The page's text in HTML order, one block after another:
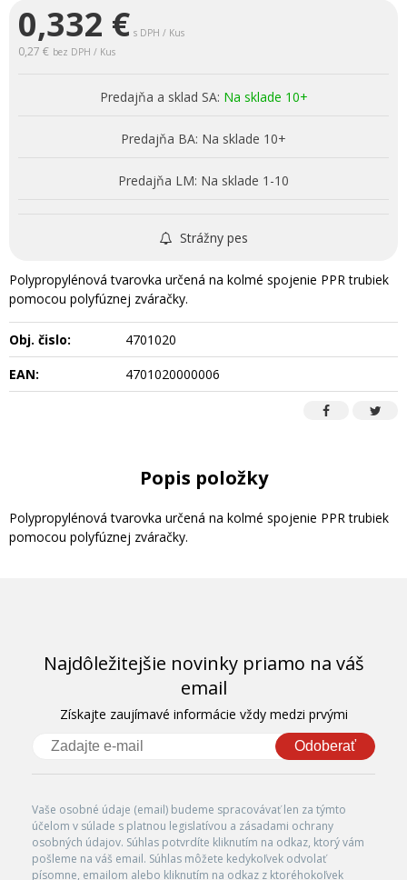
0,332 € s DPH / Kus
0,27 € bez DPH / Kus
Predajňa a sklad SA: Na sklade 10+
Predajňa BA: Na sklade 10+
Predajňa LM: Na sklade 1-10
Strážny pes
Polypropylénová tvarovka určená na kolmé spojenie PPR trubiek
pomocou polyfúznej zváračky.
Obj. čislo:
4701020
EAN:
4701020000006
Popis položky
Polypropylénová tvarovka určená na kolmé spojenie PPR trubiek
pomocou polyfúznej zváračky.
Najdôležitejšie novinky priamo na váš
email
Získajte zaujímavé informácie vždy medzi prvými
Odoberať
Vaše osobné údaje (email) budeme spracovávať len za týmto
účelom v súlade s platnou legislatívou a zásadami ochrany
osobných údajov. Súhlas potvrdíte kliknutím na odkaz, ktorý vám
pošleme na váš email. Súhlas môžete kedykoľvek odvolať
písomne, emailom alebo kliknutím na odkaz z ktoréhokoľvek